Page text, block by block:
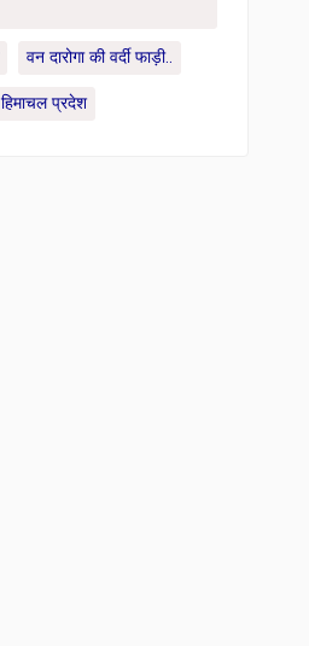
वन दारोगा की वर्दी फाड़ी..
हिमाचल प्रदेश